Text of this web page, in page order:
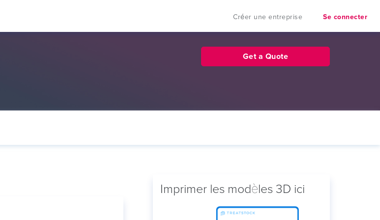
Créer une entreprise Se connecter
Get a Quote
Imprimer les modèles 3D ici